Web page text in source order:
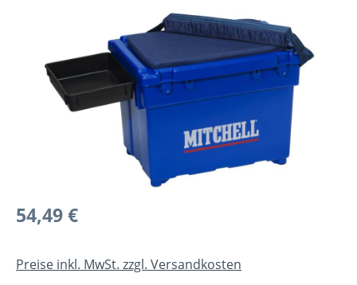
Bildergalerie überspringen
Regulärer Preis:
54,49 €
Preise inkl. MwSt. zzgl. Versandkosten